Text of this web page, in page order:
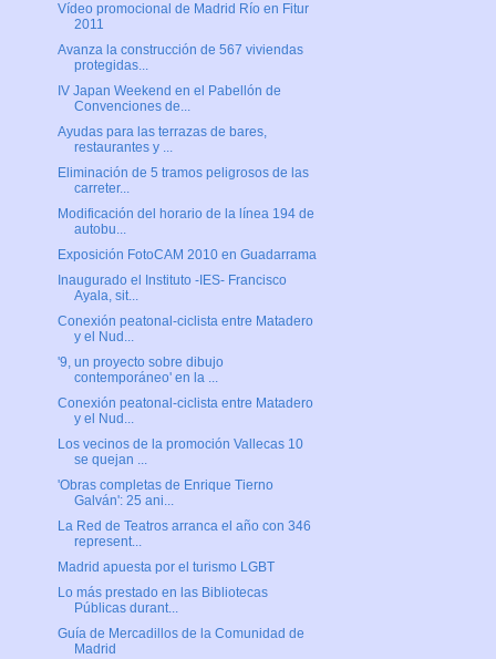
Vídeo promocional de Madrid Río en Fitur
2011
Avanza la construcción de 567 viviendas
protegidas...
IV Japan Weekend en el Pabellón de
Convenciones de...
Ayudas para las terrazas de bares,
restaurantes y ...
Eliminación de 5 tramos peligrosos de las
carreter...
Modificación del horario de la línea 194 de
autobu...
Exposición FotoCAM 2010 en Guadarrama
Inaugurado el Instituto -IES- Francisco
Ayala, sit...
Conexión peatonal-ciclista entre Matadero
y el Nud...
'9, un proyecto sobre dibujo
contemporáneo' en la ...
Conexión peatonal-ciclista entre Matadero
y el Nud...
Los vecinos de la promoción Vallecas 10
se quejan ...
'Obras completas de Enrique Tierno
Galván': 25 ani...
La Red de Teatros arranca el año con 346
represent...
Madrid apuesta por el turismo LGBT
Lo más prestado en las Bibliotecas
Públicas durant...
Guía de Mercadillos de la Comunidad de
Madrid